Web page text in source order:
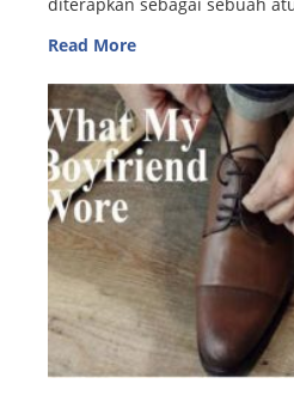
diterapkan sebagai sebuah
Read More